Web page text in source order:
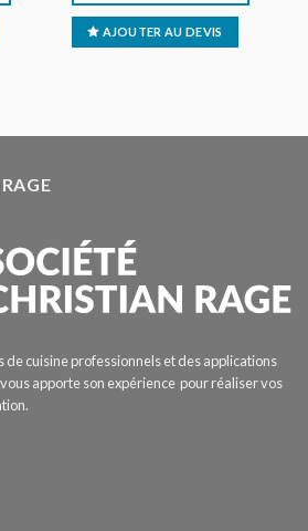
AJOUTER AU DEVIS
de cuisine professionnels et des applications
vous apporte son expérience pour réaliser vos